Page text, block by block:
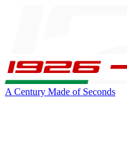
A Century Made of Seconds